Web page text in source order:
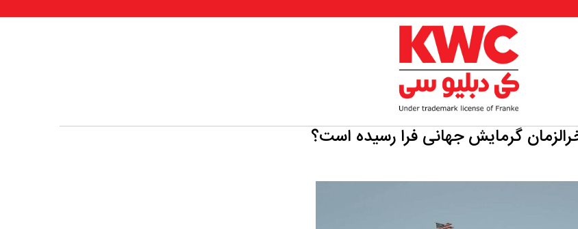
گرمایش جهانی فرا رسیده است؟